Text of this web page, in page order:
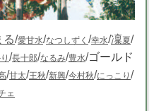
る/愛甘水/なつしずく /幸水/凜夏/
/長十郎/なるみ/豊水/ゴールド
/甘太/王秋/新興/今村秋/にっこり /
ェ